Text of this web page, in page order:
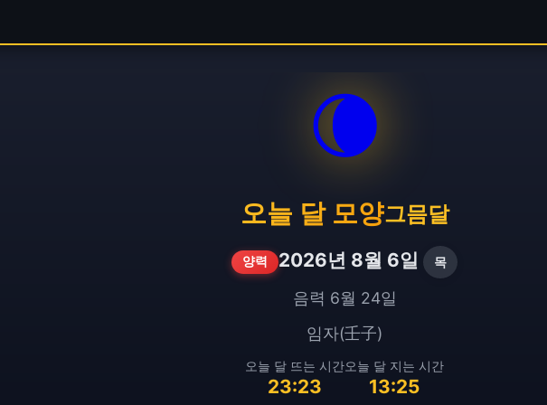
🌘
오늘 달 모양그믐달
양력 2026년 8월 6일 목
음력 6월 24일
임자(壬子)
오늘 달 뜨는 시간
23:23
오늘 달 지는 시간
13:25